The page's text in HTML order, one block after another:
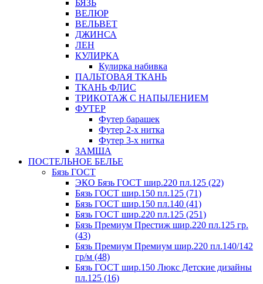
БЯЗЬ
ВЕЛЮР
ВЕЛЬВЕТ
ДЖИНСА
ЛЕН
КУЛИРКА
Кулирка набивка
ПАЛЬТОВАЯ ТКАНЬ
ТКАНЬ ФЛИС
ТРИКОТАЖ С НАПЫЛЕНИЕМ
ФУТЕР
Футер барашек
Футер 2-х нитка
Футер 3-х нитка
ЗАМША
ПОСТЕЛЬНОЕ БЕЛЬЕ
Бязь ГОСТ
ЭКО Бязь ГОСТ шир.220 пл.125 (22)
Бязь ГОСТ шир.150 пл.125 (71)
Бязь ГОСТ шир.150 пл.140 (41)
Бязь ГОСТ шир.220 пл.125 (251)
Бязь Премиум Престиж шир.220 пл.125 гр.
(43)
Бязь Премиум Премиум шир.220 пл.140/142
гр/м (48)
Бязь ГОСТ шир.150 Люкс Детские дизайны
пл.125 (16)